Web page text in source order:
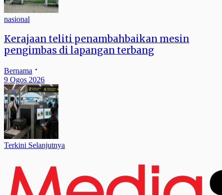
nasional
Kerajaan teliti penambahbaikan mesin
pengimbas di lapangan terbang
Bernama
9 Ogos 2026
Terkini Selanjutnya